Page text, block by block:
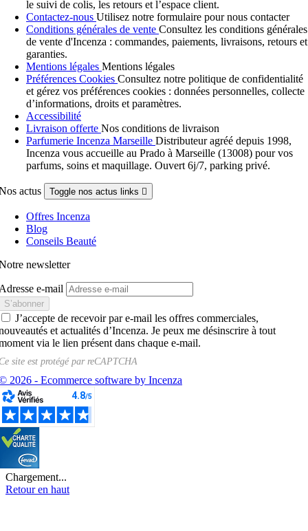
le suivi de colis, les retours et l’espace client.
Contactez-nous Utilisez notre formulaire pour nous contacter
Conditions générales de vente Consultez les conditions générales
de vente d'Incenza : commandes, paiements, livraisons, retours et
garanties.
Mentions légales Mentions légales
Préférences Cookies Consultez notre politique de confidentialité
et gérez vos préférences cookies : données personnelles, collecte
d’informations, droits et paramètres.
Accessibilité
Livraison offerte Nos conditions de livraison
Parfumerie Incenza Marseille Distributeur agréé depuis 1998,
Incenza vous accueille au Prado à Marseille (13008) pour vos
parfums, soins et maquillage. Ouvert 6j/7, parking privé.
actus Toggle nos actus links 
Offres Incenza
Blog
Conseils Beauté
newsletter
e-mail
J’accepte de recevoir par e-mail les offres commerciales,
et actualités d’Incenza. Je peux me désinscrire à tout
via le lien présent dans chaque e-mail.
site est protégé parreCAPTCHA
2026 - Ecommerce software by Incenza
Chargement...
Retour en haut